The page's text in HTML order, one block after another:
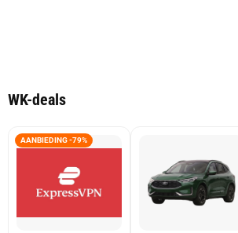
WK-deals
AANBIEDING -79%